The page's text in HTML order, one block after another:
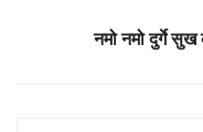
नमो नमो दुर्गे सुख